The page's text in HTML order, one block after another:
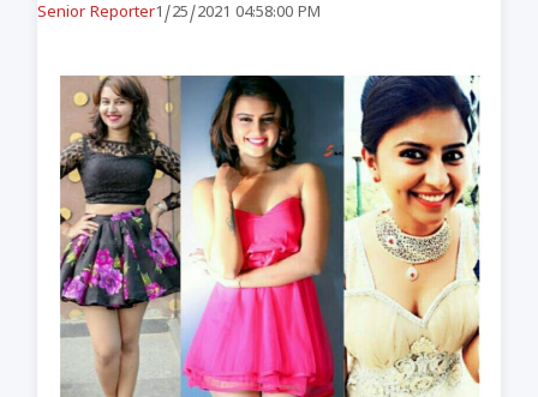
Senior Reporter1/25/2021 04:58:00 PM